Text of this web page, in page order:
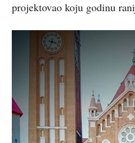
projektovao koju godinu